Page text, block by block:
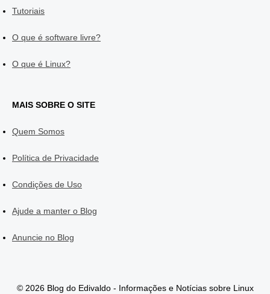
Tutoriais
O que é software livre?
O que é Linux?
MAIS SOBRE O SITE
Quem Somos
Política de Privacidade
Condições de Uso
Ajude a manter o Blog
Anuncie no Blog
© 2026 Blog do Edivaldo - Informações e Notícias sobre Linux